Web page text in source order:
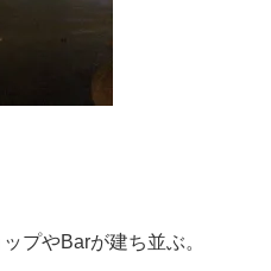
プやBarが建ち並ぶ。